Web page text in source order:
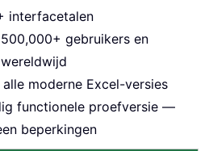
interfacetalen
gebruikers en
moderne Excel-versies
functionele proefversie —
beperkingen